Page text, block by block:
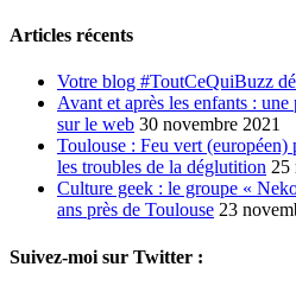
Articles récents
Votre blog #ToutCeQuiBuzz
Avant et après les enfants :
sur le web 30 novembre 2021
Toulouse : Feu vert
les troubles de la déglutition 25
Culture geek : le groupe «
ans près de Toulouse 23
Suivez-moi sur Twitter :